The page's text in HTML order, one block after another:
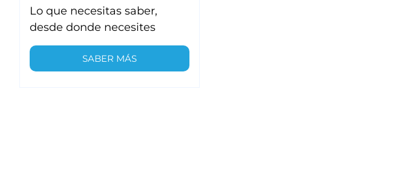
Lo que necesitas saber,
desde donde necesites
SABER MÁS